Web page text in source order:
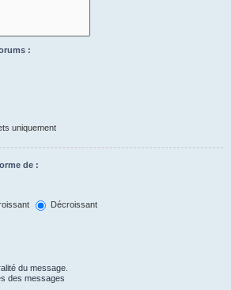
:
uniquement
de :
Décroissant
du message.
des messages